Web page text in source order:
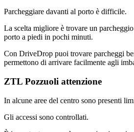
Parcheggiare davanti al porto è difficile.
La scelta migliore è trovare un
porto a piedi in pochi minuti.
Con DriveDrop puoi trovare parcheggi
permettono di arrivare facilmente agli
ZTL Pozzuoli attenzione
In alcune aree del centro sono presenti
Gli accessi sono controllati.